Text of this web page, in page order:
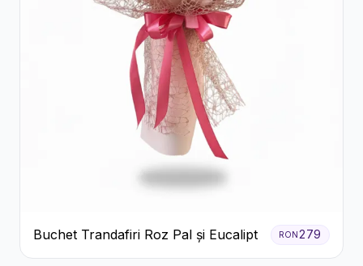
Buchet Trandafiri Roz Pal și Eucalipt RON279